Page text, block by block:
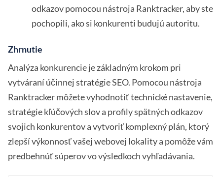
odkazov pomocou nástroja Ranktracker, aby ste
pochopili, ako si konkurenti budujú autoritu.
Zhrnutie
Analýza konkurencie je základným krokom pri
vytváraní účinnej stratégie SEO. Pomocou nástroja
Ranktracker môžete vyhodnotiť technické nastavenie,
stratégie kľúčových slov a profily spätných odkazov
svojich konkurentov a vytvoriť komplexný plán, ktorý
zlepší výkonnosť vašej webovej lokality a pomôže vám
predbehnúť súperov vo výsledkoch vyhľadávania.